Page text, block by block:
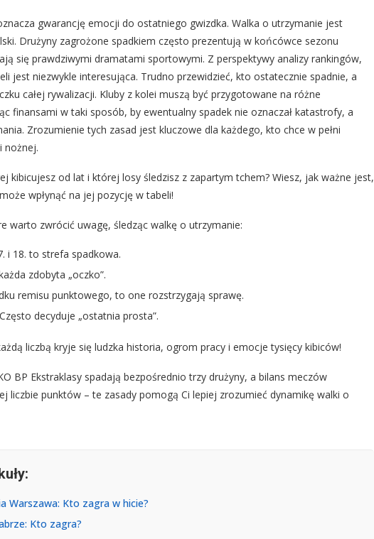
gwarancję emocji do ostatniego gwizdka. Walka o utrzymanie jest
Drużyny zagrożone spadkiem często prezentują w końcówce sezonu
się prawdziwymi dramatami sportowymi. Z perspektywy analizy rankingów,
jest niezwykle interesująca. Trudno przewidzieć, kto ostatecznie spadnie, a
całej rywalizacji. Kluby z kolei muszą być przygotowane na różne
finansami w taki sposób, by ewentualny spadek nie oznaczał katastrofy, a
Zrozumienie tych zasad jest kluczowe dla każdego, kto chce w pełni
nożnej.
kibicujesz od lat i której losy śledzisz z zapartym tchem? Wiesz, jak ważne jest,
wpłynąć na jej pozycję w tabeli!
warto zwrócić uwagę, śledząc walkę o utrzymanie:
i 18. to strefa spadkowa.
zdobyta „oczko”.
remisu punktowego, to one rozstrzygają sprawę.
Często decyduje „ostatnia prosta”.
liczbą kryje się ludzka historia, ogrom pracy i emocje tysięcy kibiców!
BP Ekstraklasy spadają bezpośrednio trzy drużyny, a bilans meczów
liczbie punktów – te zasady pomogą Ci lepiej zrozumieć dynamikę walki o
Warszawa: Kto zagra w hicie?
Kto zagra?